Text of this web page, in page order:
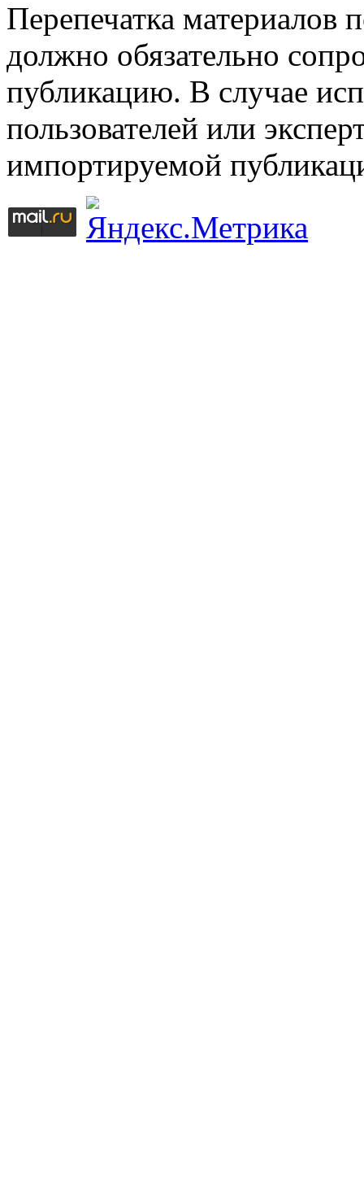
Перепечатка материалов
должно обязательно
публикацию. В случае
пользователей или
импортируемой